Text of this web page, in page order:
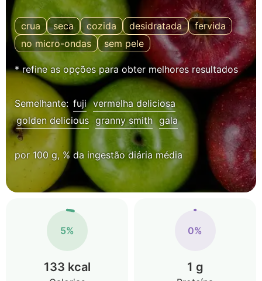
crua seca cozida desidratada
fervida
no micro-ondas
sem pele
* refine as opções para obter melhores resultados
Semelhante: fuji vermelha deliciosa
golden delicious granny smith gala
por 100 g, % da ingestão diária média
5%
133 kcal
0%
1 g